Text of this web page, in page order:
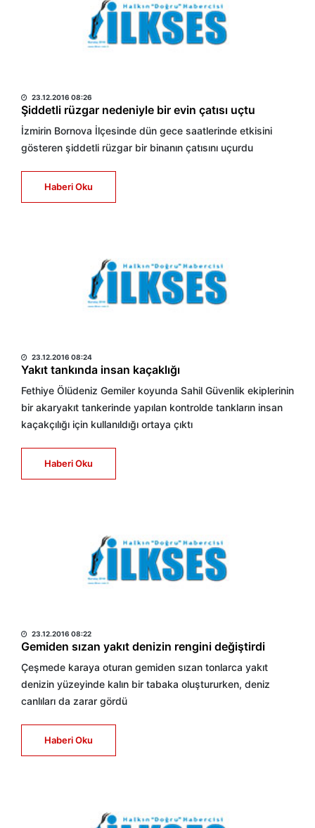
23.12.2016 08:26
Şiddetli rüzgar nedeniyle bir evin çatısı uçtu
İzmirin Bornova İlçesinde dün gece saatlerinde etkisini
gösteren şiddetli rüzgar bir binanın çatısını uçurdu
Haberi Oku
23.12.2016 08:24
Yakıt tankında insan kaçaklığı
Fethiye Ölüdeniz Gemiler koyunda Sahil Güvenlik ekiplerinin
bir akaryakıt tankerinde yapılan kontrolde tankların insan
kaçakçılığı için kullanıldığı ortaya çıktı
Haberi Oku
23.12.2016 08:22
Gemiden sızan yakıt denizin rengini değiştirdi
Çeşmede karaya oturan gemiden sızan tonlarca yakıt
denizin yüzeyinde kalın bir tabaka oluştururken, deniz
canlıları da zarar gördü
Haberi Oku